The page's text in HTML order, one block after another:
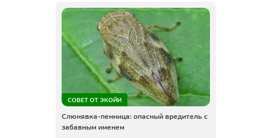
СОВЕТ ОТ ЭКОЙИ
Слюнявка-пенница: опасный вредитель с
забавным именем